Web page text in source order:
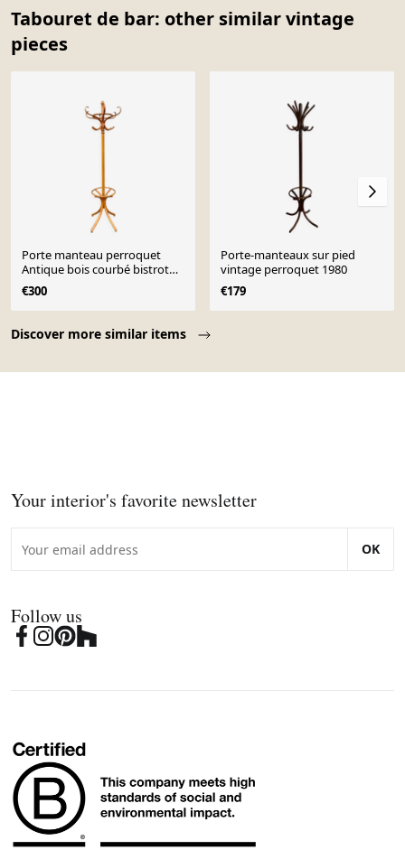
Tabouret de bar: other similar vintage
pieces
Discover more similar items
Porte manteau perroquet
Antique bois courbé bistrot
style
€300
Porte-manteaux sur pied
vintage perroquet 1980
€179
Your interior's favorite newsletter
OK
Follow us